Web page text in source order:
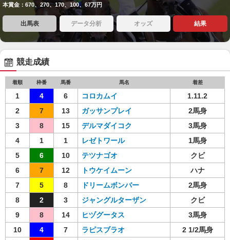
本賞金：670、270、170、100、67万円
出馬表 データ分析 オッズ 結果
競走成績
着順 枠番 馬番 馬名 着差
1 4 6 コロカムイ
1.11.2
2
7 13 ガッサンプレイ
2馬身
3
8 15 デルマダイコク
3馬身
4
1 1 レゼトワール
1馬身
5
6 10 テツナゴオ
クビ
6
7 12 トウケイムーン
ハナ
7
5 8 ドリームボンバー
2馬身
8
2 3 ジャングルターザン
クビ
9
8 14 ヒヅグータス
3馬身
10
4 7 ラピスブラオ
2 1/2馬身